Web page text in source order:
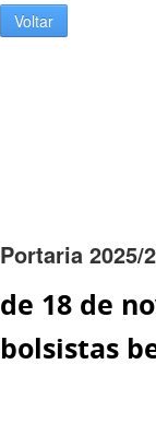
Voltar
Portaria 2025/
de 18 de
bolsistas